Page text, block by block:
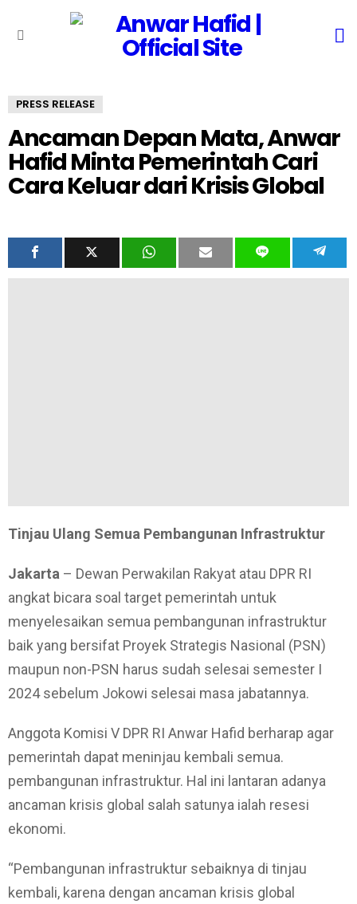
PRESS RELEASE
Ancaman Depan Mata, Anwar
Hafid Minta Pemerintah Cari
Cara Keluar dari Krisis Global
Tinjau Ulang Semua Pembangunan Infrastruktur
Jakarta – Dewan Perwakilan Rakyat atau DPR RI
angkat bicara soal target pemerintah untuk
menyelesaikan semua pembangunan infrastruktur
baik yang bersifat Proyek Strategis Nasional (PSN)
maupun non-PSN harus sudah selesai semester I
2024 sebelum Jokowi selesai masa jabatannya.
Anggota Komisi V DPR RI Anwar Hafid berharap agar
pemerintah dapat meninjau kembali semua.
pembangunan infrastruktur. Hal ini lantaran adanya
ancaman krisis global salah satunya ialah resesi
ekonomi.
“Pembangunan infrastruktur sebaiknya di tinjau
kembali, karena dengan ancaman krisis global